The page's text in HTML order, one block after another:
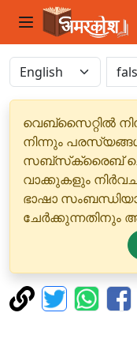
വെബ്‌സൈറ്റിൽ
നിന്നും
സബ്‌സ്‌ക്രൈബ്
വാക്കുകളും
ഭാഷാ